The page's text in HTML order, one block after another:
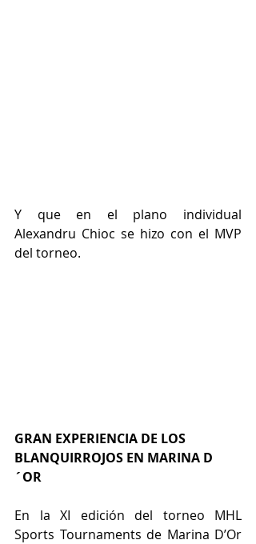
Y que en el plano individual
Alexandru Chioc se hizo con el MVP
del torneo.
GRAN EXPERIENCIA DE LOS
BLANQUIRROJOS EN MARINA D
´OR
En la XI edición del torneo MHL
Sports Tournaments de Marina D’Or